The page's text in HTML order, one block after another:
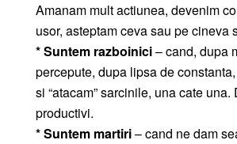
Amanam mult actiunea, devenim
usor, asteptam ceva sau pe cineva
* Suntem razboinici– cand, dupa
percepute, dupa lipsa de
si “atacam” sarcinile, una cate una.
productivi.
* Suntem martiri– cand ne dam